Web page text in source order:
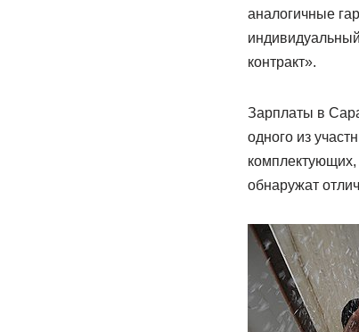
аналогичные
контракт».
Зарплаты в
одного из
комплектующих,
обнаружат